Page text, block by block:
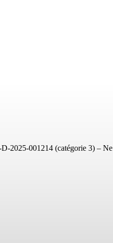
2025-001214 (catégorie 3) – Ne